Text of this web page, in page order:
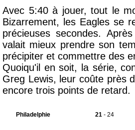
Avec 5:40 à jouer, tout le
Bizarrement, les Eagles se
précieuses secondes.
valait mieux prendre son
précipiter et commettre des
Quoiqu'il en soit, la série,
Greg Lewis, leur coûte près
encore trois points de retard.
Philadelphie 21 - 24